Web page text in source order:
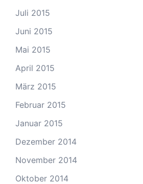
Juli 2015
Juni 2015
Mai 2015
April 2015
März 2015
Februar 2015
Januar 2015
Dezember 2014
November 2014
Oktober 2014